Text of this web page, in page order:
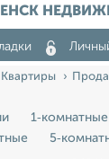
Квартиры
1‑комнатные